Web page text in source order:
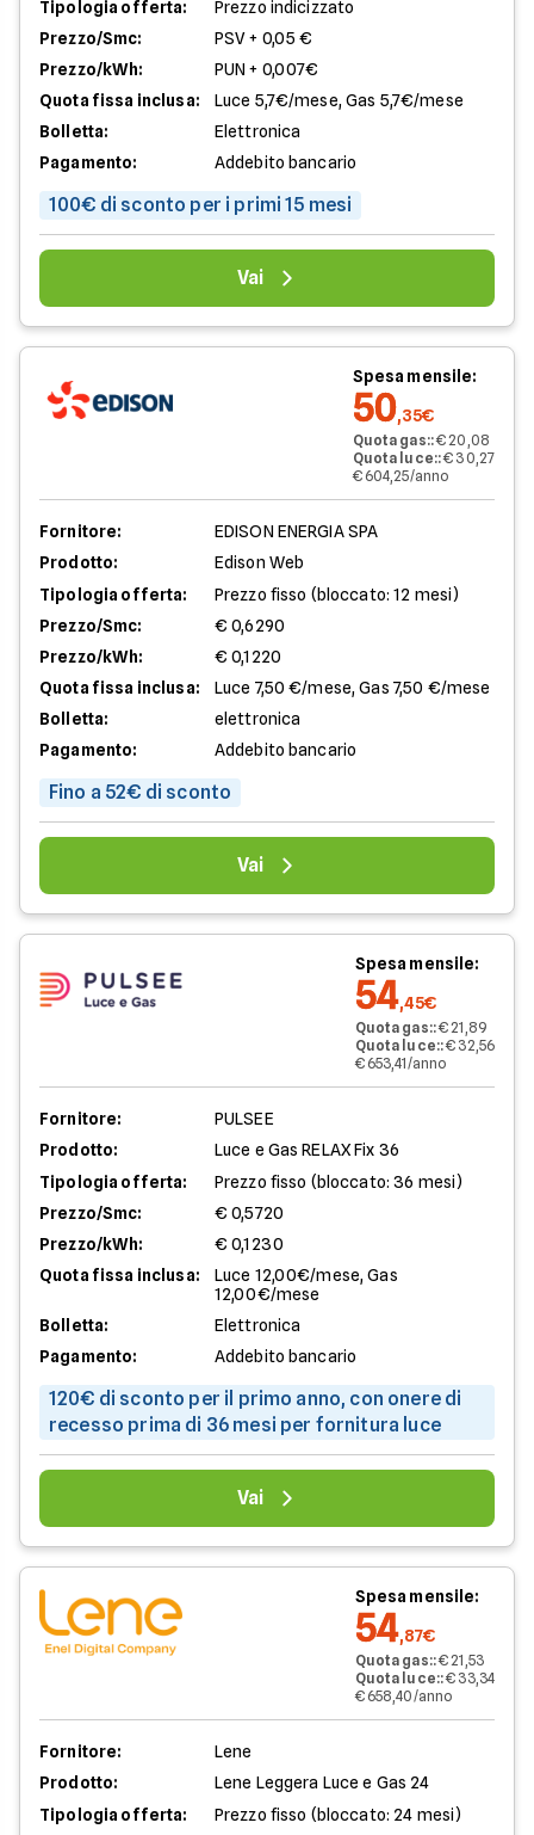
Tipologia offerta:
Prezzo indicizzato
Prezzo/Smc:
PSV + 0,05 €
Prezzo/kWh:
PUN + 0,007€
Quota fissa inclusa:
Luce 5,7€/mese, Gas 5,7€/mese
Bolletta:
Elettronica
Pagamento:
Addebito bancario
100€ di sconto per i primi 15 mesi
Vai
Spesa mensile:
50,35€
Quota gas::€ 20,08
Quota luce::€ 30,27
€ 604,25/anno
Fornitore:
EDISON ENERGIA SPA
Prodotto:
Edison Web
Tipologia offerta:
Prezzo fisso (bloccato: 12 mesi)
Prezzo/Smc:
€ 0,6290
Prezzo/kWh:
€ 0,1220
Quota fissa inclusa:
Luce 7,50 €/mese, Gas 7,50 €/mese
Bolletta:
elettronica
Pagamento:
Addebito bancario
Fino a 52€ di sconto
Vai
Spesa mensile:
54,45€
Quota gas::€ 21,89
Quota luce::€ 32,56
€ 653,41/anno
Fornitore:
PULSEE
Prodotto:
Luce e Gas RELAX Fix 36
Tipologia offerta:
Prezzo fisso (bloccato: 36 mesi)
Prezzo/Smc:
€ 0,5720
Prezzo/kWh:
€ 0,1230
Quota fissa inclusa:
Luce 12,00€/mese, Gas
12,00€/mese
Bolletta:
Elettronica
Pagamento:
Addebito bancario
120€ di sconto per il primo anno, con onere di
recesso prima di 36 mesi per fornitura luce
Vai
Spesa mensile:
54,87€
Quota gas::€ 21,53
Quota luce::€ 33,34
€ 658,40/anno
Fornitore:
Lene
Prodotto:
Lene Leggera Luce e Gas 24
Tipologia offerta:
Prezzo fisso (bloccato: 24 mesi)